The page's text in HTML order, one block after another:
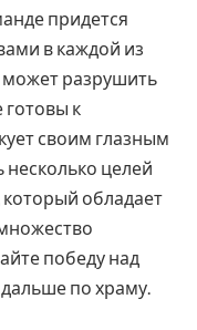
придется
в каждой из
может разрушить
готовы к
своим глазным
целей
который обладает
победу над
по храму.